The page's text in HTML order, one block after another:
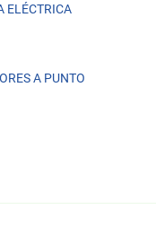
ELÉCTRICA
A PUNTO